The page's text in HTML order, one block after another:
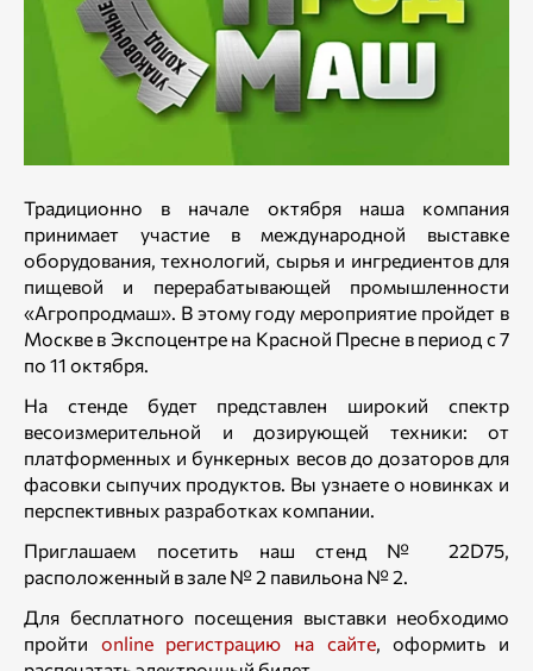
Традиционно в начале октября наша компания
принимает участие в международной выставке
оборудования, технологий, сырья и ингредиентов для
пищевой и перерабатывающей промышленности
«Агропродмаш». В этому году мероприятие пройдет в
Москве в Экспоцентре на Красной Пресне в период с 7
по 11 октября.
На стенде будет представлен широкий спектр
весоизмерительной и дозирующей техники: от
платформенных и бункерных весов до дозаторов для
фасовки сыпучих продуктов. Вы узнаете о новинках и
перспективных разработках компании.
Приглашаем посетить наш стенд № 22D75,
расположенный в зале № 2 павильона № 2.
Для бесплатного посещения выставки необходимо
пройти online регистрацию на сайте, оформить и